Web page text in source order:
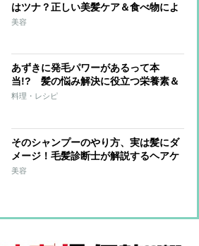
はツナ？正しい美髪ケア＆食べ物によ
る対策を紹介
美容
あずきに発毛パワーがあるって本
当!? 髪の悩み解決に役立つ栄養素＆
おすすめレシピを紹介
料理・レシピ
そのシャンプーのやり方、実は髪にダ
メージ！毛髪診断士が解説するヘアケ
ア習慣
美容